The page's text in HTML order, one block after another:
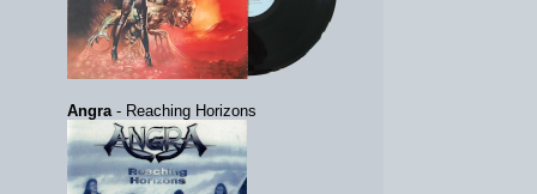
Angra- Reaching Horizons